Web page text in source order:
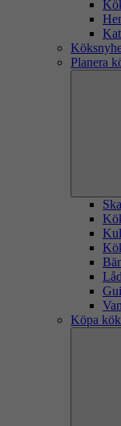
Planera
Köpa kök